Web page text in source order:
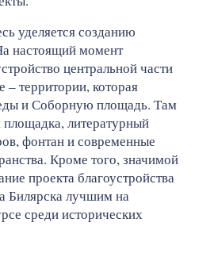
уделяется созданию
настоящий момент
центральной части
– территории, которая
и Соборную площадь. Там
площадка, литературный
фонтан и современные
Кроме того, значимой
проекта благоустройства
Билярска лучшим на
среди исторических